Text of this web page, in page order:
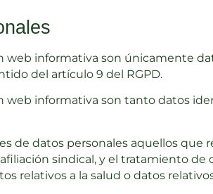
web informativa son únicamente
del artículo 9 del RGPD.
web informativa son tanto datos
de datos personales aquellos que
sindical, y el tratamiento
relativos a la salud o datos